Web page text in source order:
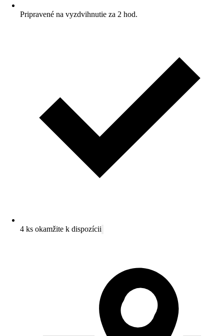
Pripravené na vyzdvihnutie za 2 hod.
4 ks okamžite k dispozícii